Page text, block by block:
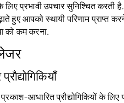
प्रभावी उपचार सुनिश्चित करती
हुए आपको स्थायी परिणाम
को कम करना.
आधारित प्रौद्योगिकियों के